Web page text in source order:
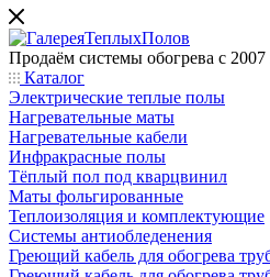
Продаём системы обогрева с 2007
Каталог
Электрические теплые полы
Нагревательные маты
Нагревательные кабели
Инфракрасные полы
Тёплый пол под кварцвинил
Маты фольгированные
Теплоизоляция и комплектующие
Системы антиобледенения
Греющий кабель для обогрева